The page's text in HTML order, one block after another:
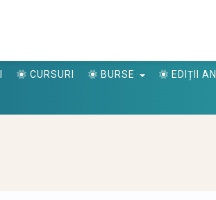
CURSURI BURSE EDIȚII